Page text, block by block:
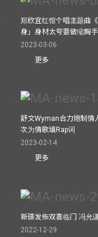
郑欣宜红馆个唱主题曲
身」身材太夸要做缩胸
2023-03-06
更多
舒文Wyman合力炮制情
次为情歌填Rap词
2023-02-14
更多
新碟发佈双喜临门 冯允
2022-12-29